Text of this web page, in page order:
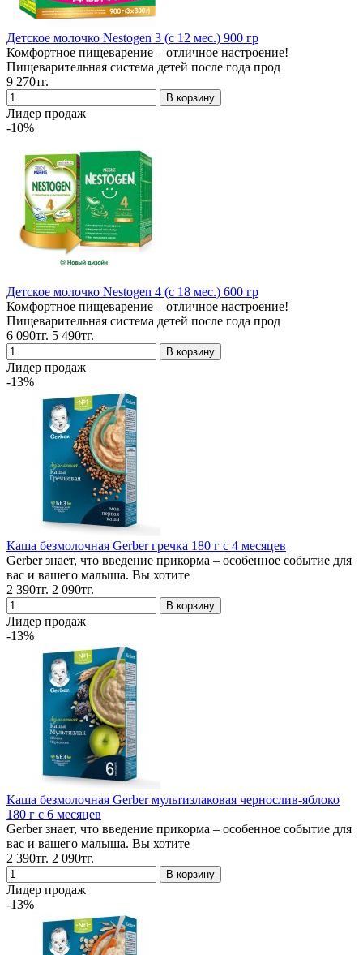
Детское молочко Nestogen 3 (с 12 мес.) 900 гр
Комфортное пищеварение – отличное настроение!
Пищеварительная система детей после года прод
9 270тг.
Лидер продаж
-10%
Детское молочко Nestogen 4 (с 18 мес.) 600 гр
Комфортное пищеварение – отличное настроение!
Пищеварительная система детей после года прод
6 090тг. 5 490тг.
Лидер продаж
-13%
Каша безмолочная Gerber гречка 180 г с 4 месяцев
Gerber знает, что введение прикорма – особенное событие для
вас и вашего малыша. Вы хотите
2 390тг. 2 090тг.
Лидер продаж
-13%
Каша безмолочная Gerber мультизлаковая чернослив-яблоко
180 г с 6 месяцев
Gerber знает, что введение прикорма – особенное событие для
вас и вашего малыша. Вы хотите
2 390тг. 2 090тг.
Лидер продаж
-13%